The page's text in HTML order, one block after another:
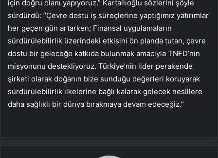
için doğru olanı yapıyoruz.” Kartallıoğlu sözlerini şöyle
sürdürdü: “Çevre dostu iş süreçlerine yaptığımız yatırımlar
her geçen gün artarken; Finansal uygulamaların
sürdürülebilirlik üzerindeki etkisini ön planda tutan, çevre
dostu bir geleceğe katkıda bulunmak amacıyla TNFD’nin
misyonunu destekliyoruz. Türkiye’nin lider perakende
şirketi olarak doğanın bize sunduğu değerleri koruyarak
sürdürülebilirlik ilkelerine bağlı kalarak gelecek nesillere
daha sağlıklı bir dünya bırakmaya devam edeceğiz.”